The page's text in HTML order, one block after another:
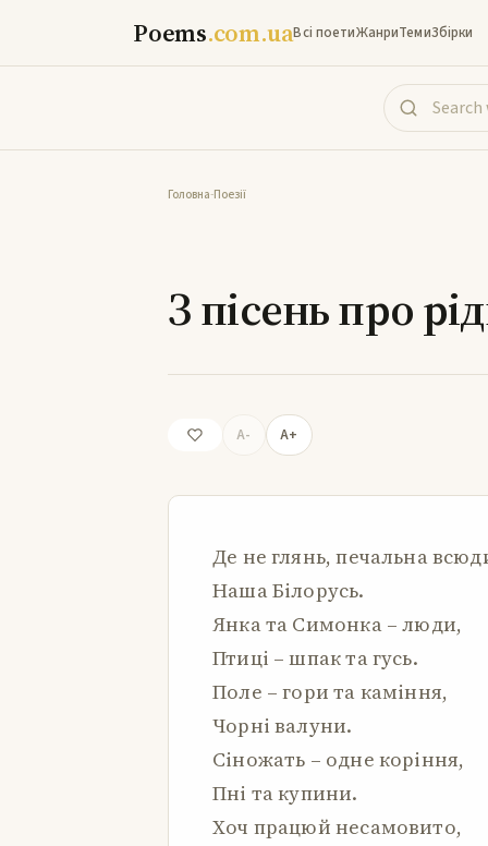
Poems.com.uaВсі поетиЖанриТемиЗбірки
Головна-Поезії
З пісень про
A- A+
Де не глянь, печальна
Наша Білорусь.
Янка та Симонка – люди,
Птиці – шпак та гусь.
Поле – гори та каміння,
Чорні валуни.
Сіножать – одне коріння,
Пні та купини.
Хоч працюй несамовито,